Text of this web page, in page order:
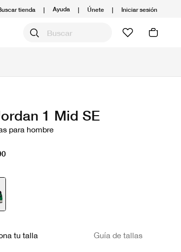
tienda | Ayuda | Únete | Iniciar sesión
1 Mid SE
para hombre
tu talla Guía de tallas